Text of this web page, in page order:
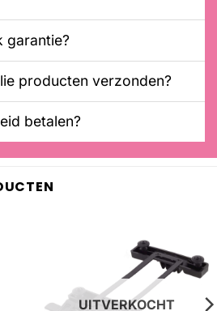
garantie?
producten verzonden?
betalen?
UITVERKOCHT